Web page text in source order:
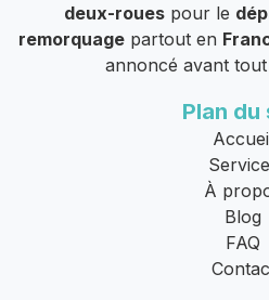
deux-roues pour le
remorquagepartout en
annoncé avant
Plan du
À
Blog
FAQ